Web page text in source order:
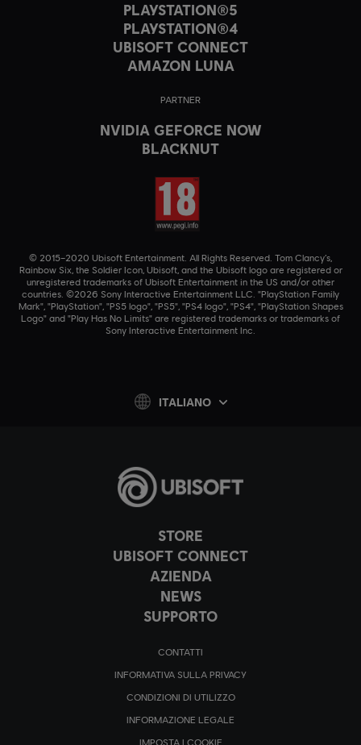
STORE
UBISOFT CONNECT
AZIENDA
NEWS
SUPPORTO
CONTATTI
INFORMATIVA SULLA PRIVACY
CONDIZIONI DI UTILIZZO
INFORMAZIONE LEGALE
IMPOSTA I COOKIE
PLAYSTATION®5
PLAYSTATION®4
UBISOFT CONNECT
AMAZON LUNA
PARTNER
NVIDIA GEFORCE NOW
BLACKNUT
© 2015–2020 Ubisoft Entertainment. All Rights Reserved. Tom Clancy’s,
Rainbow Six, the Soldier Icon, Ubisoft, and the Ubisoft logo are registered or
unregistered trademarks of Ubisoft Entertainment in the US and/or other
countries. ©2026 Sony Interactive Entertainment LLC. "PlayStation Family
Mark", "PlayStation", "PS5 logo", "PS5", "PS4 logo", "PS4", "PlayStation Shapes
Logo" and "Play Has No Limits" are registered trademarks or trademarks of
Sony Interactive Entertainment Inc.
ITALIANO